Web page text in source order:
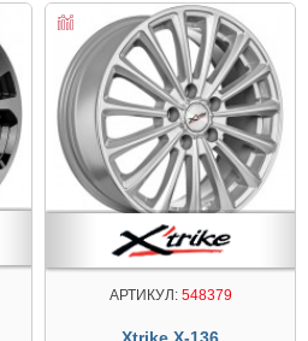
АРТИКУЛ:548379
Xtrike X-136